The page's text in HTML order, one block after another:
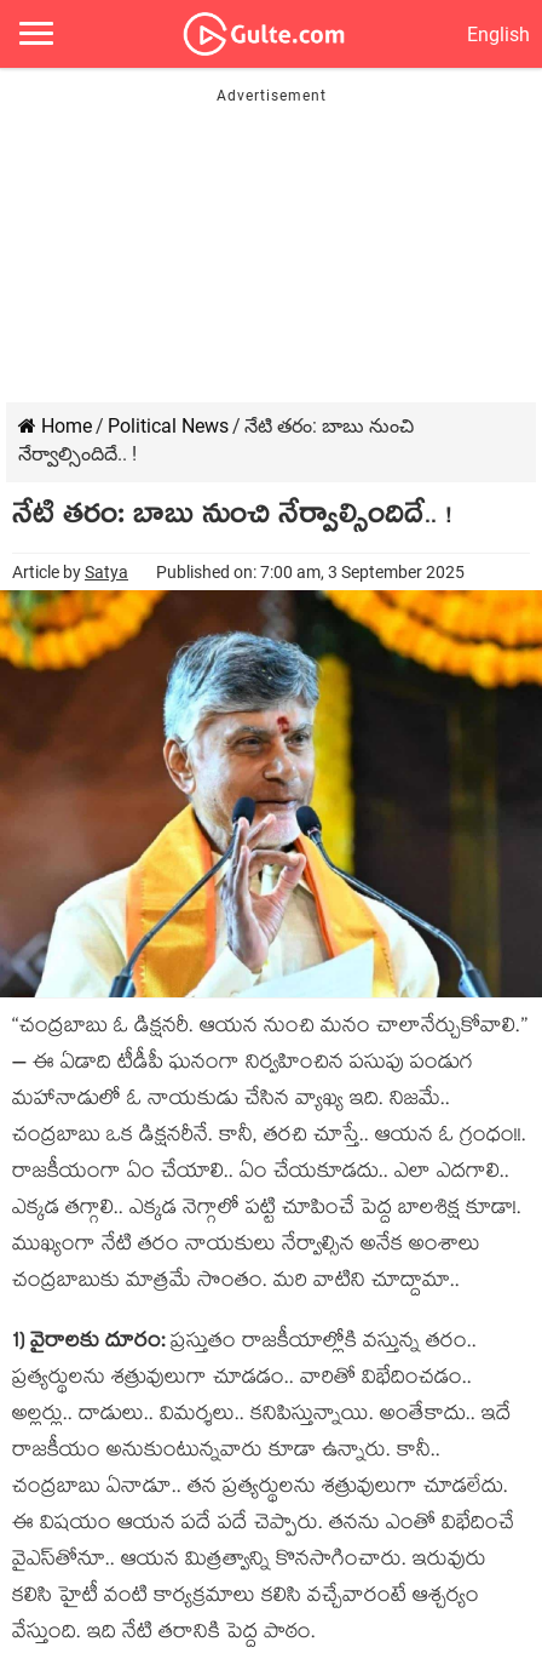
English
Home/ Political News/ నేటి త‌రం: బాబు నుంచి
నేర్వాల్సిందిదే.. !
నేటి త‌రం: బాబు నుంచి నేర్వాల్సిందిదే.. !
Article bySatya Published on: 7:00 am, 3 September 2025
“చంద్ర‌బాబు ఓ డిక్ష‌న‌రీ. ఆయ‌న నుంచి మ‌నం చాలానేర్చుకోవాలి.”
– ఈ ఏడాది టీడీపీ ఘ‌నంగా నిర్వహించిన ప‌సుపు పండుగ
మ‌హానాడులో ఓ నాయ‌కుడు చేసిన వ్యాఖ్య ఇది. నిజ‌మే..
చంద్ర‌బాబు ఒక డిక్ష‌న‌రీనే. కానీ, త‌ర‌చి చూస్తే.. ఆయ‌న ఓ గ్రంధం!!.
రాజ‌కీయంగా ఏం చేయాలి.. ఏం చేయ‌కూడ‌దు.. ఎలా ఎద‌గాలి..
ఎక్క‌డ త‌గ్గాలి.. ఎక్క‌డ నెగ్గాలో ప‌ట్టి చూపించే పెద్ద బాలశిక్ష కూడా!.
ముఖ్యంగా నేటి త‌రం నాయ‌కులు నేర్వాల్సిన అనేక అంశాలు
చంద్ర‌బాబుకు మాత్ర‌మే సొంతం. మ‌రి వాటిని చూద్దామా..
1) వైరాల‌కు దూరం:ప్ర‌స్తుతం రాజ‌కీయాల్లోకి వ‌స్తున్న త‌రం..
ప్ర‌త్య‌ర్థుల‌ను శ‌త్రువులుగా చూడ‌డం.. వారితో విభేదించ‌డం..
అల్ల‌ర్లు.. దాడులు.. విమ‌ర్శ‌లు.. క‌నిపిస్తున్నాయి. అంతేకాదు.. ఇదే
రాజ‌కీయం అనుకుంటున్న‌వారు కూడా ఉన్నారు. కానీ..
చంద్ర‌బాబు ఏనాడూ.. తన ప్ర‌త్య‌ర్థుల‌ను శ‌త్రువులుగా చూడ‌లేదు.
ఈ విష‌యం ఆయ‌న ప‌దే ప‌దే చెప్పారు. త‌న‌ను ఎంతో విభేదించే
వైఎస్‌తోనూ.. ఆయ‌న మిత్ర‌త్వాన్ని కొన‌సాగించారు. ఇరువురు
క‌లిసి హైటీ వంటి కార్య‌క్ర‌మాలు క‌లిసి వ‌చ్చేవారంటే ఆశ్చ‌ర్యం
వేస్తుంది. ఇది నేటి త‌రానికి పెద్ద పాఠం.